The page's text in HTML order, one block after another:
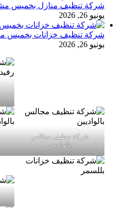
شركة تنظيف منازل بخميس مشيط
يونيو 26, 2026
شركة تنظيف خزانات بخميس
يونيو 26, 2026
شركة تنظيف مجالس
بالواديين